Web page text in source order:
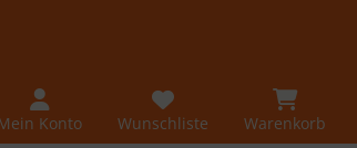
Konto Wunschliste Warenkorb